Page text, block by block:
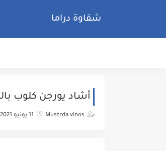
شقاوة دراما
أشاد يورجن كلوب
Mustrda vinos 11 يونيو 2021